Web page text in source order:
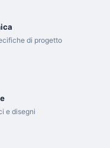
di progetto
e disegni